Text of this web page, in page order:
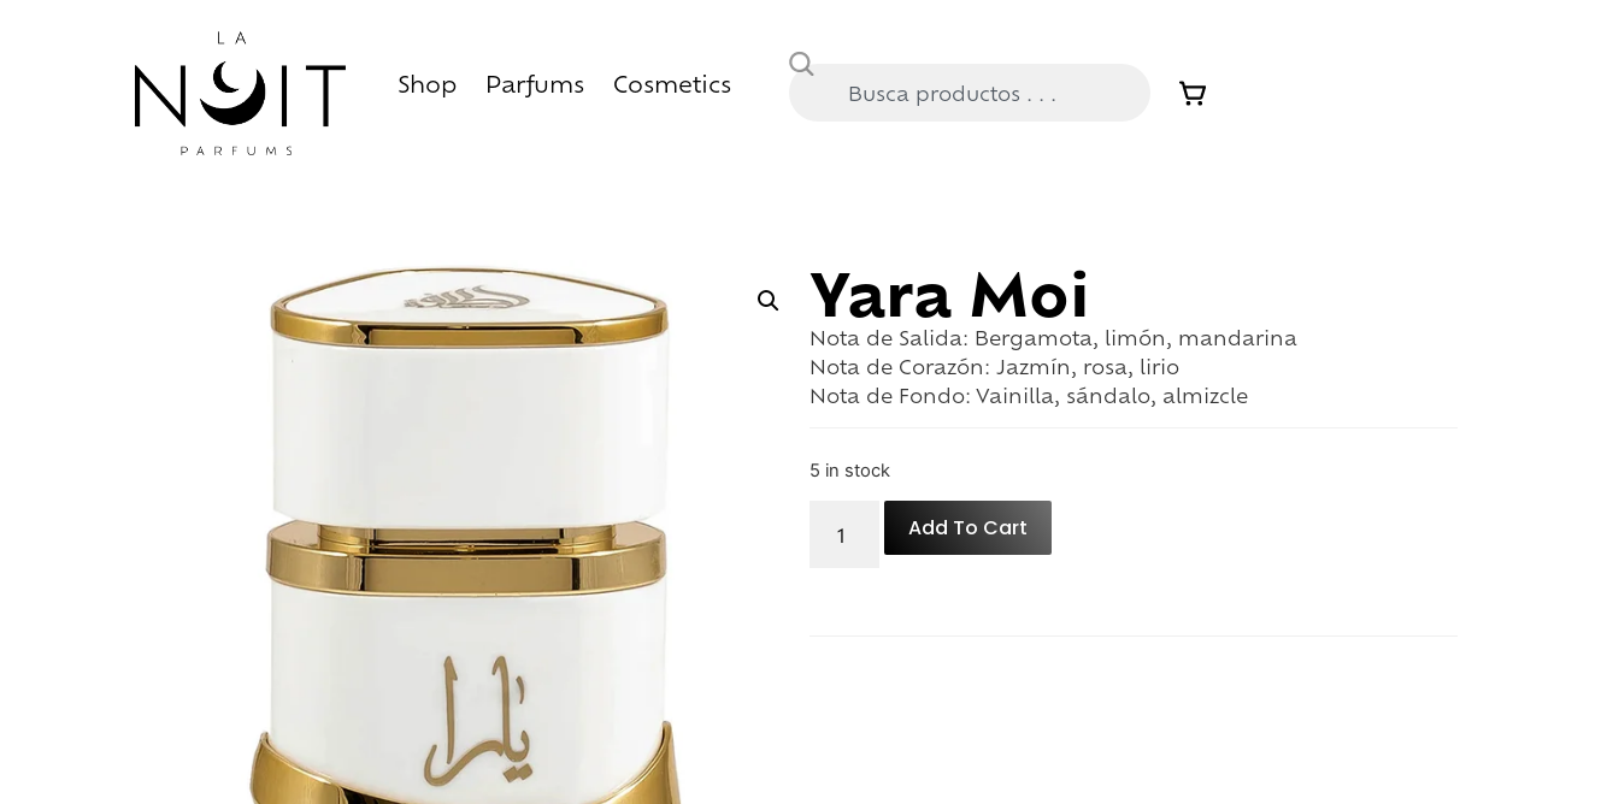
Shop Parfums Cosmetics
Yara Moi
Nota de Salida: Bergamota, limón, mandarina
Nota de Corazón: Jazmín, rosa, lirio
Nota de Fondo: Vainilla, sándalo, almizcle
5 in stock
Add To Cart